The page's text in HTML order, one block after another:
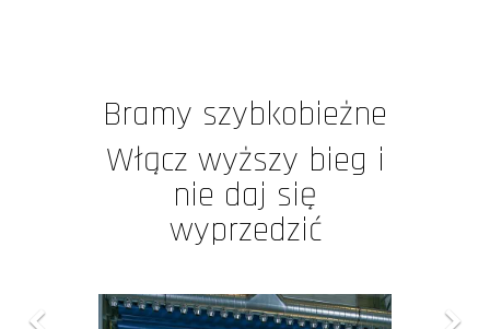
Bramy szybkobieżne
Włącz wyższy bieg i
nie daj się
wyprzedzić